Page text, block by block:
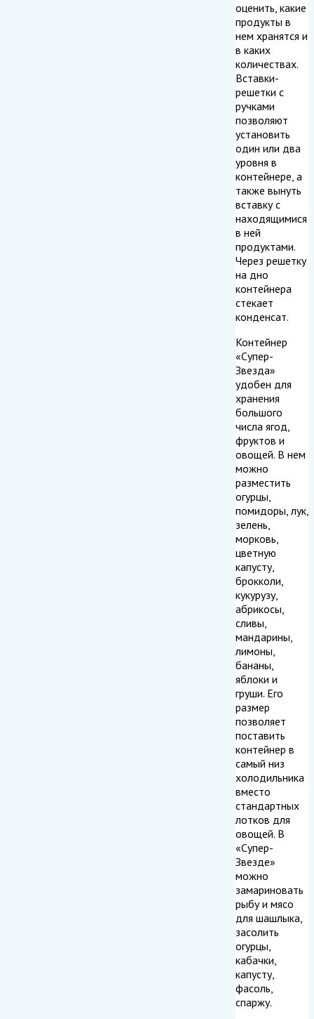
оценить, какие
продукты в
нем хранятся и
в каких
количествах.
Вставки-
решетки с
ручками
позволяют
установить
один или два
уровня в
контейнере, а
также вынуть
вставку с
находящимися
в ней
продуктами.
Через решетку
на дно
контейнера
стекает
конденсат.
Контейнер
«Супер-
Звезда»
удобен для
хранения
большого
числа ягод,
фруктов и
овощей. В нем
можно
разместить
огурцы,
помидоры, лук,
зелень,
морковь,
цветную
капусту,
брокколи,
кукурузу,
абрикосы,
сливы,
мандарины,
лимоны,
бананы,
яблоки и
груши. Его
размер
позволяет
поставить
контейнер в
самый низ
холодильника
вместо
стандартных
лотков для
овощей. В
«Супер-
Звезде»
можно
замариновать
рыбу и мясо
для шашлыка,
засолить
огурцы,
кабачки,
капусту,
фасоль,
спаржу.